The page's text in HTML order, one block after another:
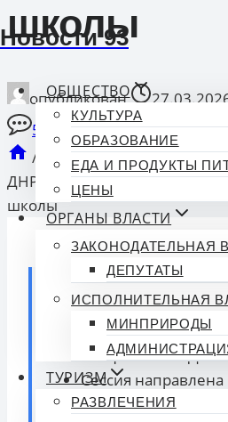
Новости 93
ОБЩЕСТВО
КУЛЬТУРА
ОБРАЗОВАНИЕ
ЕДА И ПРОДУКТЫ
ЦЕНЫ
ОРГАНЫ ВЛАСТИ
ЗАКОНОДАТЕЛЬНАЯ
ДЕПУТАТЫ
ИСПОЛНИТЕЛЬНАЯ
МИНПРИРОДЫ
ТУРИЗМ
РАЗВЛЕЧЕНИЯ
школы
опубликован
5 Комментарии
/
Образование/
ДНР в Москве перед
школы
Коротко о главном:
В Москве прошла
специалистов ДНР.
Сессия направлена
первой